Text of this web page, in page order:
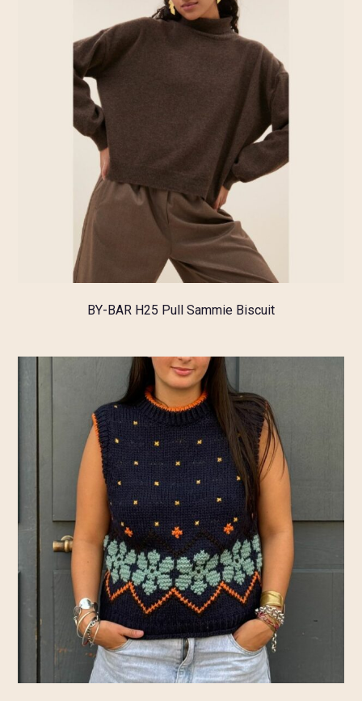
BY-BAR H25 Pull Sammie Biscuit